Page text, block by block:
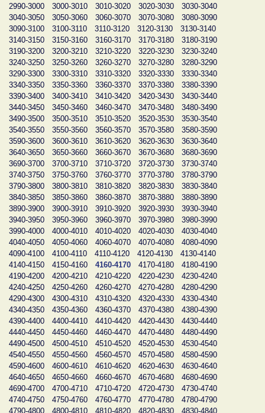
2990-3000
3000-3010 3010-3020 3020-3030
3030-3040
3040-3050
3050-3060 3060-3070 3070-3080
3080-3090
3090-3100
3100-3110 3110-3120 3120-3130
3130-3140
3140-3150
3150-3160 3160-3170 3170-3180
3180-3190
3190-3200
3200-3210 3210-3220 3220-3230
3230-3240
3240-3250
3250-3260 3260-3270 3270-3280
3280-3290
3290-3300
3300-3310 3310-3320 3320-3330
3330-3340
3340-3350
3350-3360 3360-3370 3370-3380
3380-3390
3390-3400
3400-3410 3410-3420 3420-3430
3430-3440
3440-3450
3450-3460 3460-3470 3470-3480
3480-3490
3490-3500
3500-3510 3510-3520 3520-3530
3530-3540
3540-3550
3550-3560 3560-3570 3570-3580
3580-3590
3590-3600
3600-3610 3610-3620 3620-3630
3630-3640
3640-3650
3650-3660 3660-3670 3670-3680
3680-3690
3690-3700
3700-3710 3710-3720 3720-3730
3730-3740
3740-3750
3750-3760 3760-3770 3770-3780
3780-3790
3790-3800
3800-3810 3810-3820 3820-3830
3830-3840
3840-3850
3850-3860 3860-3870 3870-3880
3880-3890
3890-3900
3900-3910 3910-3920 3920-3930
3930-3940
3940-3950
3950-3960 3960-3970 3970-3980
3980-3990
3990-4000
4000-4010 4010-4020 4020-4030
4030-4040
4040-4050
4050-4060 4060-4070 4070-4080
4080-4090
4090-4100
4100-4110 4110-4120 4120-4130
4130-4140
4140-4150
4150-4160 4160-4170 4170-4180
4180-4190
4190-4200
4200-4210 4210-4220 4220-4230
4230-4240
4240-4250
4250-4260 4260-4270 4270-4280
4280-4290
4290-4300
4300-4310 4310-4320 4320-4330
4330-4340
4340-4350
4350-4360 4360-4370 4370-4380
4380-4390
4390-4400
4400-4410 4410-4420 4420-4430
4430-4440
4440-4450
4450-4460 4460-4470 4470-4480
4480-4490
4490-4500
4500-4510 4510-4520 4520-4530
4530-4540
4540-4550
4550-4560 4560-4570 4570-4580
4580-4590
4590-4600
4600-4610 4610-4620 4620-4630
4630-4640
4640-4650
4650-4660 4660-4670 4670-4680
4680-4690
4690-4700
4700-4710 4710-4720 4720-4730
4730-4740
4740-4750
4750-4760 4760-4770 4770-4780
4780-4790
4790-4800
4800-4810 4810-4820 4820-4830
4830-4840